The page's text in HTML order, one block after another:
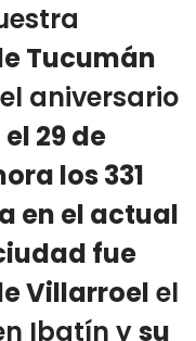
Tucumán
aniversario
el 29 de
los 331
en el actual
fue
Villarroel el
Ibatín ysu